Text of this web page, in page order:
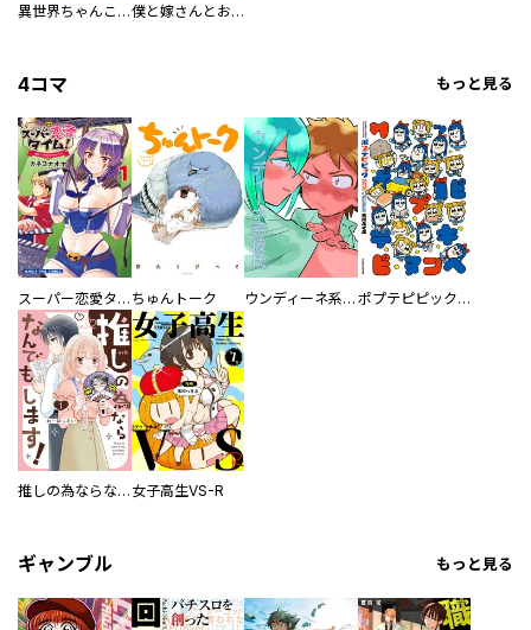
異世界ちゃんこ～横綱目前に召喚されたんだが～ 【連載版】 僕と嫁さんとお酒の関係
4コマ もっと見る
スーパー恋愛タイム！～現場でドＳな彼女は自宅でデレる～ ちゅんトーク ウンディーネ系彼氏 ポプテピピック SEASON EIGHT
推しの為ならなんでもします！ 女子高生VS-R
ギャンブル もっと見る